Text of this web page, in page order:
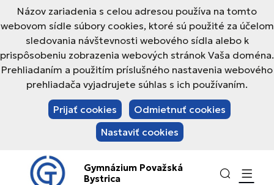
Názov zariadenia s celou adresou používa na tomto
webovom sídle súbory cookies, ktoré sú použité za účelom
sledovania návštevnosti webového sídla alebo k
prispôsobeniu zobrazenia webových stránok Vaša doména.
Prehliadaním a použitím príslušného nastavenia webového
prehliadača vyjadrujete súhlas s ich používaním.
Prijať cookies
Odmietnuť cookies
Nastaviť cookies
Gymnázium Považská
Bystrica